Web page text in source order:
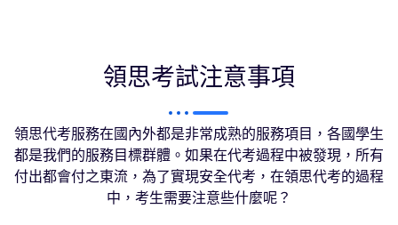
領思考試注意事項
領思代考服務在國內外都是非常成熟的服務項目，各國學生
都是我們的服務目標群體。如果在代考過程中被發現，所有
付出都會付之東流，為了實現安全代考，在領思代考的過程
中，考生需要注意些什麼呢？